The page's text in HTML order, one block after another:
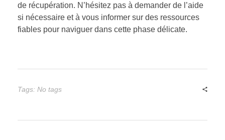
de récupération. N’hésitez pas à demander de l’aide
si nécessaire et à vous informer sur des ressources
fiables pour naviguer dans cette phase délicate.
Tags: No tags